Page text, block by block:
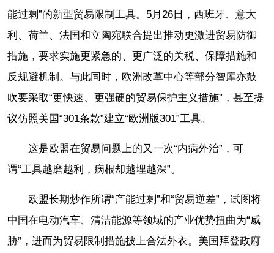
能过剩”的新型贸易限制 工具。5月26日，西班牙、意大
利、荷兰、法国和立陶宛联合提出推动更激进贸易防御
措施，要求实施更紧急的、更广泛的关税、保障措施和
反规避机制。与此同时，欧洲改革中心等部分智库亦鼓
吹要采取“更快速、更强硬的贸易保护主义措施”，甚至提
议仿照美国“301条款”建立“欧洲版301”工具。
这是欧盟在贸易问题上的又一次“内病外治”，可
谓“工具越磨越利，病根却越埋越深”。
欧盟长期炒作所谓“产能过剩”和“贸易逆差”，试图将
中国在电动汽车、清洁能源等领域的产业优势扭曲为“威
胁”，进而为贸易限制措施披上合法外衣。美国拜登政府